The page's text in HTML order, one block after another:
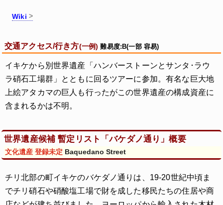
Wiki
交通アクセス/行き方(一例) 難易度:B(一部 容易)
イキケから別世界遺産「ハンバーストーンとサンタ･ラウ
ラ硝石工場群」とともに回るツアーに参加。有名な巨大地
上絵アタカマの巨人も行ったがこの世界遺産の構成資産に
含まれるかは不明。
世界遺産候補 暫定リスト「バケダノ通り」概要
文化遺産 登録未定 Baquedano Street
チリ北部の町イキケのバケダノ通りは、19-20世紀中頃ま
でチリ硝石や硝酸塩工場で財を成した移民たちの住居や商